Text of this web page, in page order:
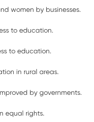
women by businesses.
to education.
to education.
in rural areas.
by governments.
equal rights.